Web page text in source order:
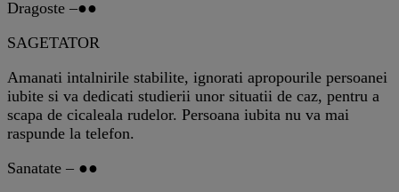
Dragoste –●●
SAGETATOR
Amanati intalnirile stabilite, ignorati apropourile persoanei
iubite si va dedicati studierii unor situatii de caz, pentru a
scapa de cicaleala rudelor. Persoana iubita nu va mai
raspunde la telefon.
Sanatate – ●●